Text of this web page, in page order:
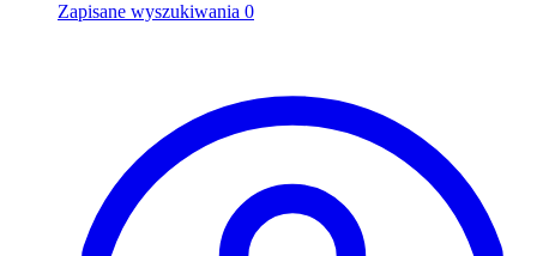
Zapisane wyszukiwania 0